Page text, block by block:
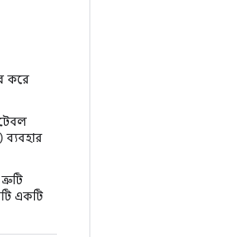
করে
) ব্যবহার
একটি